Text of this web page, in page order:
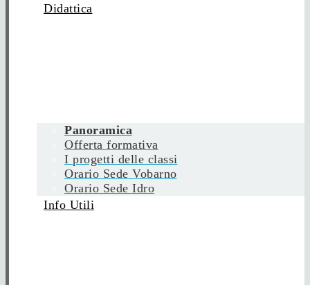
Didattica
Panoramica
Offerta formativa
I progetti delle classi
Orario Sede Vobarno
Orario Sede Idro
Info Utili